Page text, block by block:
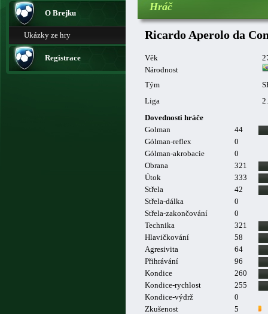
O Brejku
Ukázky ze hry
Registrace
Hráč
Ricardo Aperolo da
Věk
Národnost
Tým
Liga
Dovednosti hráče
Golman
44
Gólman-reflex
0
Gólman-akrobacie
0
Obrana
321
Útok
333
Střela
42
Střela-dálka
0
Střela-zakončování
0
Technika
321
Hlavičkování
58
Agresivita
64
Přihrávání
96
Kondice
260
Kondice-rychlost
255
Kondice-výdrž
0
Zkušenost
5